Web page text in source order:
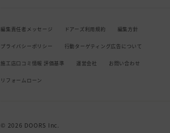
編集責任者メッセージ ドアーズ利用規約 編集方針
プライバシーポリシー 行動ターゲティング広告について
施工店口コミ情報 評価基準 運営会社 お問い合わせ
リフォームローン
© 2026 DOORS Inc.